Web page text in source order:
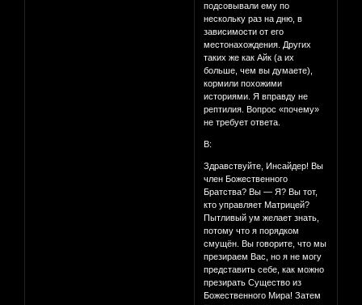
подсовывали ему по
нескольку раз на дню, в
зависимости от его
местонахождения. Других
таких же как Айк (а их
больше, чем вы думаете),
кормили похожими
историями. Я вправду не
рептилия. Вопрос «почему»
не требует ответа.
В:
Здравствуйте, Инсайдер! Вы
член Божественного
Братства? Вы — Я? Вы тот,
кто управляет Матрицей?
Пытливый ум желает знать,
потому что я порядком
смущён. Вы говорите, что мы
презираем Вас, но я не могу
представить себе, как можно
презирать Существо из
Божественного Мира! Затем